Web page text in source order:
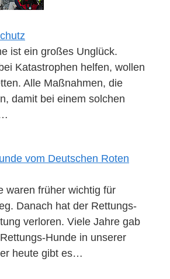
ist ein großes Unglück.
Katastrophen helfen, wollen
Alle Maßnahmen, die
damit bei einem solchen
vom Deutschen Roten
waren früher wichtig für
Danach hat der Rettungs-
verloren. Viele Jahre gab
Hunde in unserer
heute gibt es…